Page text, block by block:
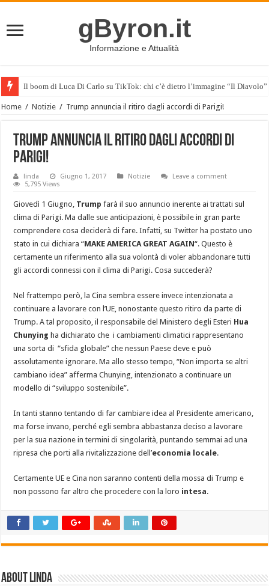
gByron.it
Informazione e Attualità
Il boom di Luca Di Carlo su TikTok: chi c’è dietro l’immagine “Il Diavolo”
Home / Notizie / Trump annuncia il ritiro dagli accordi di Parigi!
Trump annuncia il ritiro dagli accordi di
Parigi!
linda Giugno 1, 2017 Notizie
Leave a comment
5,795 Views
Giovedì 1 Giugno, Trump farà il suo annuncio inerente ai trattati sul
clima di Parigi. Ma dalle sue anticipazioni, è possibile in gran parte
comprendere cosa deciderà di fare. Infatti, su Twitter ha postato uno
stato in cui dichiara “MAKE AMERICA GREAT AGAIN“. Questo è
certamente un riferimento alla sua volontà di voler abbandonare tutti
gli accordi connessi con il clima di Parigi. Cosa succederà?
Nel frattempo però, la Cina sembra essere invece intenzionata a
continuare a lavorare con l’UE, nonostante questo ritiro da parte di
Trump. A tal proposito, il responsabile del Ministero degli Esteri Hua
Chunying ha dichiarato che i cambiamenti climatici rappresentano
una sorta di “sfida globale” che nessun Paese deve e può
assolutamente ignorare. Ma allo stesso tempo, “Non importa se altri
cambiano idea” afferma Chunying, intenzionato a continuare un
modello di “sviluppo sostenibile”.
In tanti stanno tentando di far cambiare idea al Presidente americano,
ma forse invano, perché egli sembra abbastanza deciso a lavorare
per la sua nazione in termini di singolarità, puntando semmai ad una
ripresa che porti alla rivitalizzazione dell’economia locale.
Certamente UE e Cina non saranno contenti della mossa di Trump e
non possono far altro che procedere con la loro intesa.
About linda